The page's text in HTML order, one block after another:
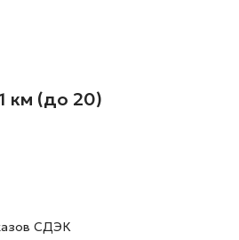
км (до 20)
СДЭК